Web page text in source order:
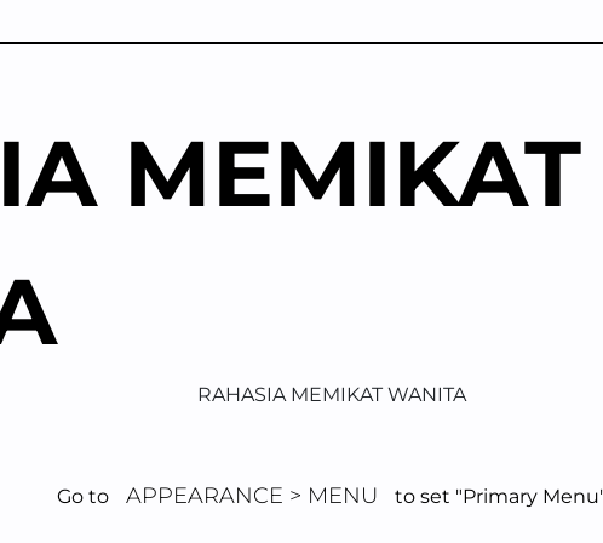
MEMIKAT
RAHASIA MEMIKAT WANITA
Go to APPEARANCE > MENU to set "Primary